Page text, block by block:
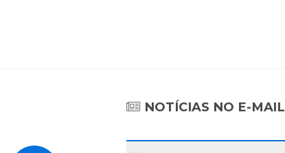
NOTÍCIAS NO E-MAIL